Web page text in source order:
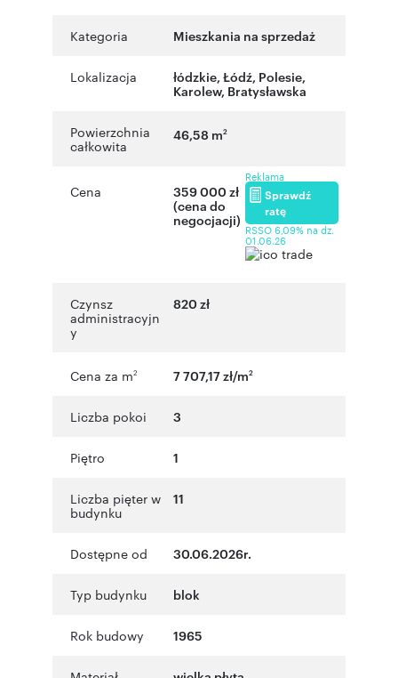
Kategoria Mieszkania na sprzedaż
Lokalizacja łódzkie, Łódź, Polesie,
Karolew, Bratysławska
Powierzchnia
całkowita
46,58 m2
Cena
359 000 zł
(cena do
negocjacji)
Reklama
Sprawdź
ratę
RSSO 6,09% na dz.
01.06.26
Czynsz
administracyjn
y
820 zł
Cena za m2 7 707,17 zł/m2
Liczba pokoi 3
Piętro 1
Liczba pięter w
budynku
11
Dostępne od 30.06.2026r.
Typ budynku blok
Rok budowy 1965